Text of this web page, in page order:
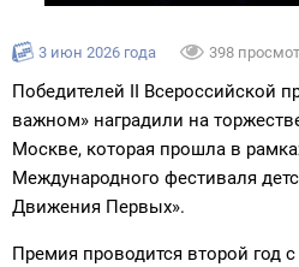
3 июн 2026 года 398
Победителей II Всероссийской
важном» наградили на
Москве, которая прошла в
Международного фестиваля
Движения Первых».
Премия проводится второй год